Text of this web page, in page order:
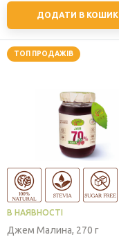
ДОДАТИ В КОШИК
ТОП ПРОДАЖІВ
В НАЯВНОСТІ
Джем Малина, 270 г